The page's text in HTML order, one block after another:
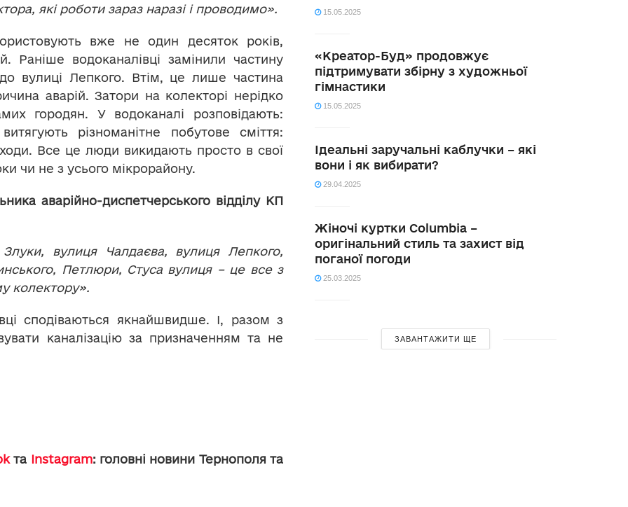
які роботи зараз наразі і проводимо».
вже не один десяток років,
Раніше водоканалівці замінили частину
вулиці Лепкого. Втім, це лише частина
аварій. Затори на колекторі нерідко
городян. У водоканалі розповідають:
різноманітне побутове сміття:
Все це люди викидають просто в свої
чи не з усього мікрорайону.
аварійно-диспетчерського відділу КП
вулиця Чалдаєва, вулиця Лепкого,
Петлюри, Стуса вулиця – це все з
колектору».
сподіваються якнайшвидше. І, разом з
каналізацію за призначенням та не
та Instagram: головні новини Тернополя та
15.05.2025
«Креатор-Буд» продовжує
підтримувати збірну з художньої
гімнастики
15.05.2025
Ідеальні заручальні каблучки – які
вони і як вибирати?
29.04.2025
Жіночі куртки Columbia –
оригінальний стиль та захист від
поганої погоди
25.03.2025
ЗАВАНТАЖИТИ ЩЕ